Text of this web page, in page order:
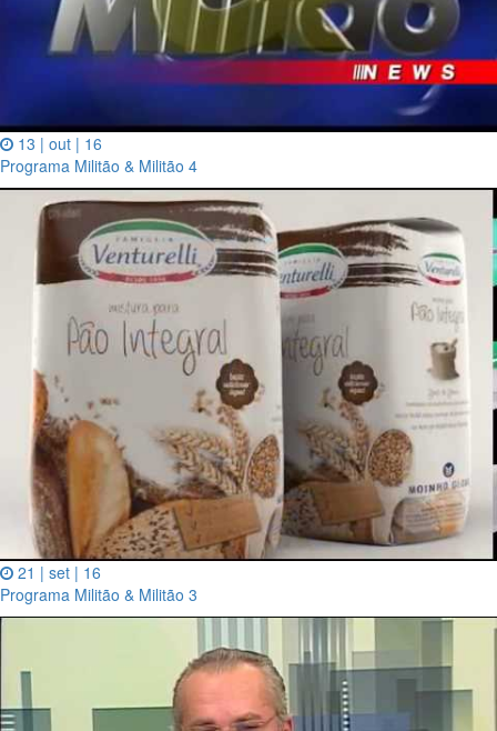
13 | out | 16
Programa Militão & Militão 4
21 | set | 16
Programa Militão & Militão 3